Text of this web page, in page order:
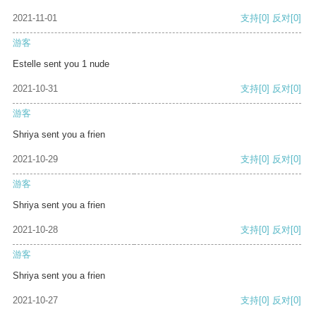
2021-11-01 支持[0] 反对[0]
游客
Estelle sent you 1 nude
2021-10-31 支持[0] 反对[0]
游客
Shriya sent you a frien
2021-10-29 支持[0] 反对[0]
游客
Shriya sent you a frien
2021-10-28 支持[0] 反对[0]
游客
Shriya sent you a frien
2021-10-27 支持[0] 反对[0]